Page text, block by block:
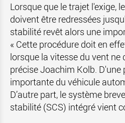
Lorsque que le trajet l'exige,
doivent être redressées
stabilité revêt alors une
« Cette procédure doit en
lorsque la vitesse du vent ne
précise Joachim Kolb. D'une
importante du véhicule
D’autre part, le système
stabilité (SCS) intégré vient